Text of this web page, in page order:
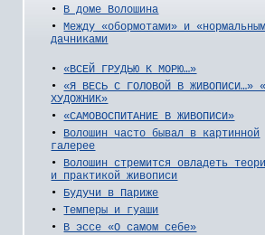
• В доме Волошина
•Между «обормотами» и
дачниками
•«ВСЕЙ ГРУДЬЮ К МОРЮ…»
•«Я ВЕСЬ С ГОЛОВОЙ В ЖИВОПИСИ…»
ХУДОЖНИК»
•«САМОВОСПИТАНИЕ В ЖИВОПИСИ»
• Волошин часто бывал в картинной
галерее
• Волошин стремится овладеть
и практикой живописи
• Будучи в Париже
•Темперы и гуаши
• В эссе «О самом себе»